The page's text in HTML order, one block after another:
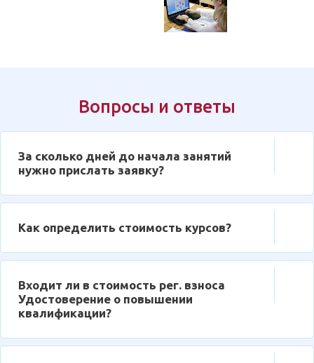
Вопросы и ответы
За сколько дней до начала занятий
нужно прислать заявку?
Как определить стоимость курсов?
Входит ли в стоимость рег. взноса
Удостоверение о повышении
квалификации?